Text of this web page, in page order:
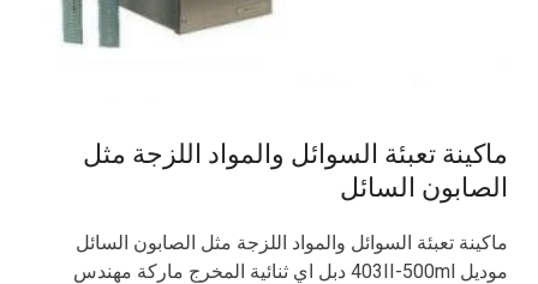
ماكينة تعبئة السوائل والمواد اللزجة مثل
الصابون السائل
ماكينة تعبئة السوائل والمواد اللزجة مثل الصابون السائل
موديل 403II-500ml دبل اي ثنائية المخرج ماركة مهندس